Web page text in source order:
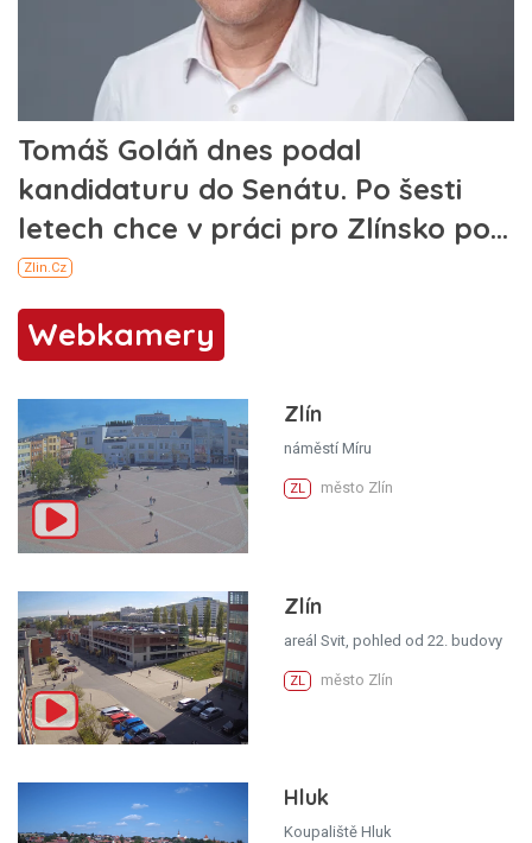
Webkamery
Zlín
náměstí Míru
ZL město Zlín
Zlín
areál Svit, pohled od 22. budovy
ZL město Zlín
Hluk
Koupaliště Hluk